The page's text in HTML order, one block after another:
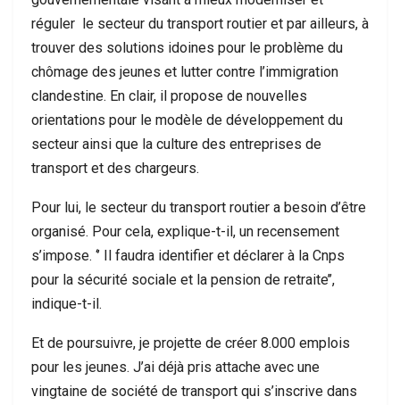
réguler le secteur du transport routier et par ailleurs, à
trouver des solutions idoines pour le problème du
chômage des jeunes et lutter contre l’immigration
clandestine. En clair, il propose de nouvelles
orientations pour le modèle de développement du
secteur ainsi que la culture des entreprises de
transport et des chargeurs.
Pour lui, le secteur du transport routier a besoin d’être
organisé. Pour cela, explique-t-il, un recensement
s’impose. ‘’ Il faudra identifier et déclarer à la Cnps
pour la sécurité sociale et la pension de retraite’’,
indique-t-il.
Et de poursuivre, je projette de créer 8.000 emplois
pour les jeunes. J’ai déjà pris attache avec une
vingtaine de société de transport qui s’inscrive dans